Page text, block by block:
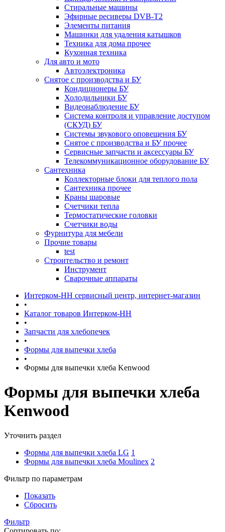
Стиральные машины
Эфирные ресиверы DVB-T2
Элементы питания
Машинки для удаления катышков
Техника для дома прочее
Кухонная техника
Для авто и мото
Автоэлектроника
Снятое с производства и БУ
Кондиционеры БУ
Холодильники БУ
Видеонаблюдение БУ
Система контроля и управление доступом
(СКУД) БУ
Системы звукового оповещения БУ
Снятое с производства и БУ прочее
Сервисные запчасти и аксессуары БУ
Телекоммуникационное оборудование БУ
Сантехника
Коллекторные блоки для теплого пола
Сантехника прочее
Краны шаровые
Счетчики тепла
Термоcтатические головки
Счетчики воды
Фурнитура для мебели
Прочие товары
test
Строительство и ремонт
Инструмент
Сварочные аппараты
Интерком-НН сервисный центр, интернет-магазин
•
Каталог товаров Интерком-НН
•
Запчасти для хлебопечек
•
Формы для выпечки хлеба
•
Формы для выпечки хлеба Kenwood
Формы для выпечки хлеба
Kenwood
Уточнить раздел
Формы для выпечки хлеба LG 1
Формы для выпечки хлеба Moulinex 2
Фильтр по параметрам
Показать
Сбросить
Фильтр